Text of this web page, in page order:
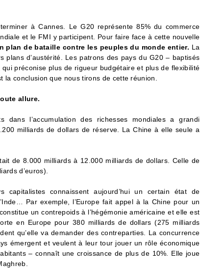
à Cannes. Le G20 représente 85% du commerce
et le FMI y participent. Pour faire face à cette nouvelle
plan de bataille contre les peuples du monde entier. La
d’austérité. Les patrons des pays du G20 – baptisés
préconise plus de rigueur budgétaire et plus de flexibilité
la conclusion que nous tirons de cette réunion.
allure.
l’accumulation des richesses mondiales a grandi
milliards de dollars de réserve. La Chine à elle seule a
de 8.000 milliards à 12.000 milliards de dollars. Celle de
d’euros).
connaissent aujourd’hui un certain état de
Par exemple, l’Europe fait appel à la Chine pour un
un contrepoids à l’hégémonie américaine et elle est
en Europe pour 380 milliards de dollars (275 milliards
qu’elle va demander des contreparties. La concurrence
émergent et veulent à leur tour jouer un rôle économique
– connaît une croissance de plus de 10%. Elle joue